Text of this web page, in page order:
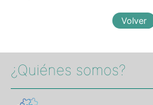
¿Quiénes somos?​